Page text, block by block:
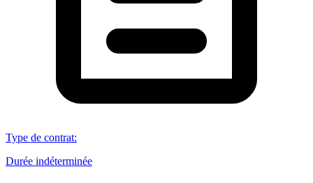
Type de contrat:
Durée indéterminée